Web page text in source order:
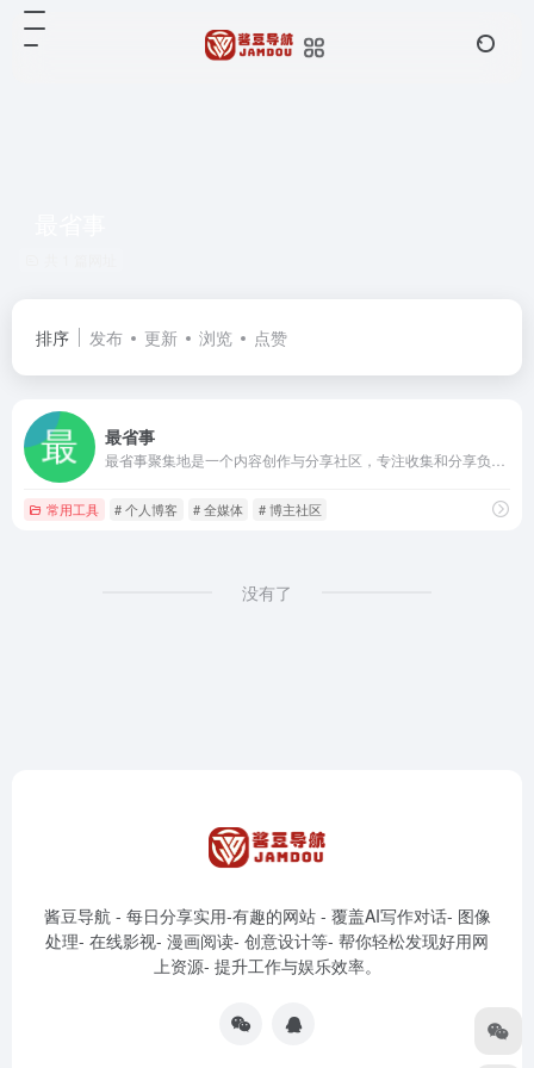
排序 发布 更新 浏览 点赞
最省事
常用工具 # 个人博客 # 全媒体 # 博主社区
没有了
酱豆导航 - 每日分享实用-有趣的网站 - 覆盖AI写作对话- 图像
处理- 在线影视- 漫画阅读- 创意设计等- 帮你轻松发现好用网
上资源- 提升工作与娱乐效率。